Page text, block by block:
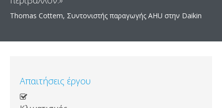
Thomas Cottem, Συντονιστής παραγωγής AHU στην Daikin
Απαιτήσεις έργου